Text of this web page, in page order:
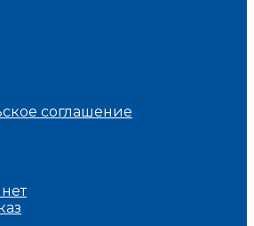
соглашение